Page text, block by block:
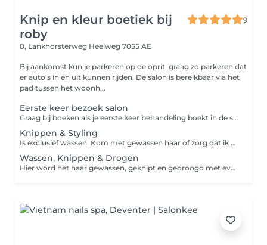
Knip en kleur boetiek bij
roby
9
8, Lankhorsterweg Heelweg 7055 AE
Bij aankomst kun je parkeren op de oprit, graag zo parkeren dat
er auto's in en uit kunnen rijden. De salon is bereikbaar via het
pad tussen het woonh...
Eerste keer bezoek salon
Graag bij boeken als je eerste keer behandeling boekt in de salon (ook voor kleuren) andere behandeling moet je dus ook nog boeken!
Knippen & Styling
Is exclusief wassen. Kom met gewassen haar of zorg dat ik goed kan door kammen en knippen. (Geen gel of haarlak alsjeblieft) Hier zit geen model föhnen bij in. Wel evt wax, gel, mousse etc (Wel model föhnen erbij? Kort haar €4,25 , lang haar €9,00)
Wassen, Knippen & Drogen
Hier word het haar gewassen, geknipt en gedroogd met eventueel producten. Geen model föhnen. Als je model wilt föhnen kies dan pakket van 35 euro of 44 euro als je lang haar hebt.